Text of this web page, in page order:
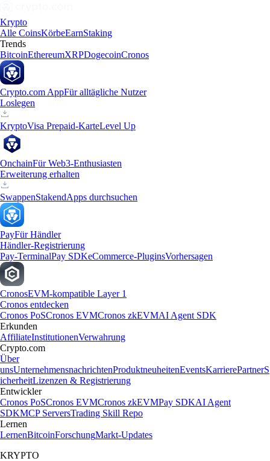
Krypto
Alle CoinsKörbeEarnStaking
Trends
BitcoinEthereumXRPDogecoinCronos
Crypto.com AppFür alltägliche Nutzer
Loslegen
KryptoVisa Prepaid-KarteLevel Up
OnchainFür Web3-Enthusiasten
Erweiterung erhalten
SwappenStakendApps durchsuchen
PayFür Händler
Händler-Registrierung
Pay-TerminalPay SDKeCommerce-PluginsVorhersagen
CronosEVM-kompatible Layer 1
Cronos entdecken
Cronos PoSCronos EVMCronos zkEVMAI Agent SDK
Erkunden
AffiliateInstitutionenVerwahrung
Crypto.com
Über
unsUnternehmensnachrichtenProduktneuheitenEventsKarrierePartnerS
icherheitLizenzen & Registrierung
Entwickler
Cronos PoSCronos EVMCronos zkEVMPay SDKAI Agent
SDKMCP ServersTrading Skill Repo
Lernen
LernenBitcoinForschungMarkt-Updates
KRYPTO